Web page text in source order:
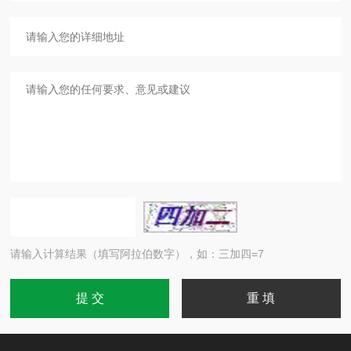
请输入计算结果（填写阿拉伯数字），如：三加四=7